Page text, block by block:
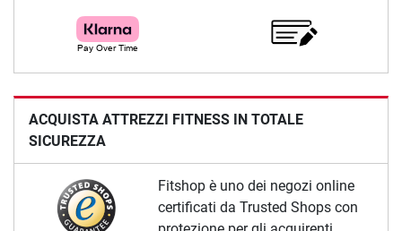
ACQUISTA ATTREZZI FITNESS IN TOTALE
SICUREZZA
Fitshop è uno dei negozi online
certificati da Trusted Shops con